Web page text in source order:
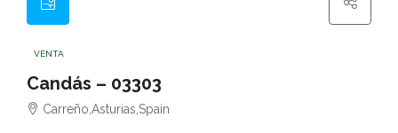
VENTA
Candás – 03303
Carreño,Asturias,Spain